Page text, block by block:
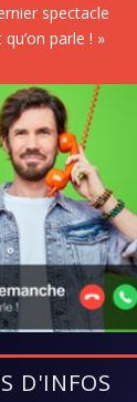
spectacle
qu’on parle ! »
D'INFOS